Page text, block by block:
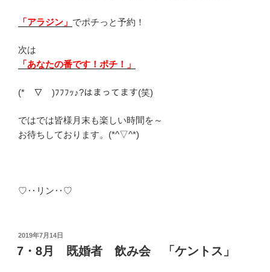
「アラジン」 でポチっと予約！
次は
「あなたの番です！ポチ！」
(*￣▽￣)ﾌﾌﾌｯ♪?はまってます(笑)
ではでは皆様月末も楽しい時間を～
お待ちしております。(*^▽^*)
♡‥リン‥♡
投
稿
日:
2019年7月14日
7・8月 既婚者 飲み会 「ケントス」